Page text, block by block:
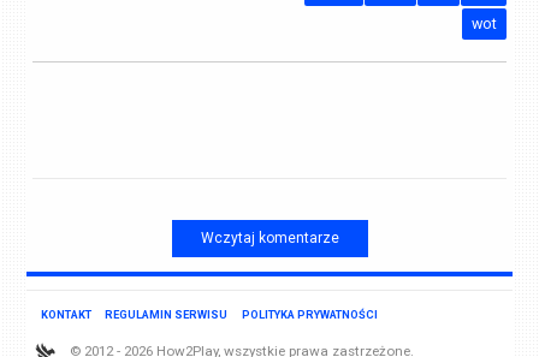
wot
Wczytaj komentarze
KONTAKT REGULAMIN SERWISU POLITYKA PRYWATNOŚCI
© 2012 - 2026 How2Play, wszystkie prawa zastrzeżone.